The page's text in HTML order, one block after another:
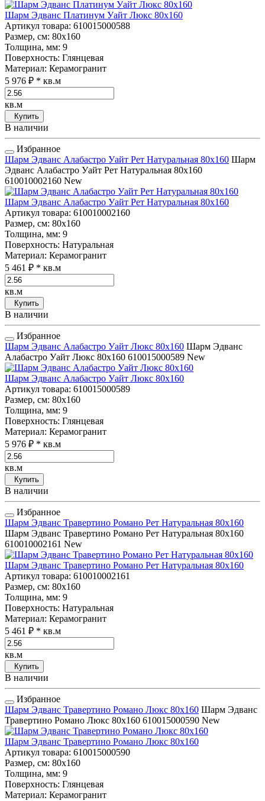
Шарм Эдванс Платинум Уайт Люкс 80x160
Артикул товара: 610015000588
Размер, см: 80x160
Толщина, мм: 9
Поверхность: Глянцевая
Материал: Керамогранит
5 976 ₽ * кв.м
кв.м
Купить
В наличии
Избранное
Шарм Эдванс Алабастро Уайт Рет Натуральная 80x160 Шарм
Эдванс Алабастро Уайт Рет Натуральная 80x160
610010002160 New
Шарм Эдванс Алабастро Уайт Рет Натуральная 80x160
Артикул товара: 610010002160
Размер, см: 80x160
Толщина, мм: 9
Поверхность: Натуральная
Материал: Керамогранит
5 461 ₽ * кв.м
кв.м
Купить
В наличии
Избранное
Шарм Эдванс Алабастро Уайт Люкс 80x160 Шарм Эдванс
Алабастро Уайт Люкс 80x160 610015000589 New
Шарм Эдванс Алабастро Уайт Люкс 80x160
Артикул товара: 610015000589
Размер, см: 80x160
Толщина, мм: 9
Поверхность: Глянцевая
Материал: Керамогранит
5 976 ₽ * кв.м
кв.м
Купить
В наличии
Избранное
Шарм Эдванс Травертино Романо Рет Натуральная 80x160
Шарм Эдванс Травертино Романо Рет Натуральная 80x160
610010002161 New
Шарм Эдванс Травертино Романо Рет Натуральная 80x160
Артикул товара: 610010002161
Размер, см: 80x160
Толщина, мм: 9
Поверхность: Натуральная
Материал: Керамогранит
5 461 ₽ * кв.м
кв.м
Купить
В наличии
Избранное
Шарм Эдванс Травертино Романо Люкс 80x160 Шарм Эдванс
Травертино Романо Люкс 80x160 610015000590 New
Шарм Эдванс Травертино Романо Люкс 80x160
Артикул товара: 610015000590
Размер, см: 80x160
Толщина, мм: 9
Поверхность: Глянцевая
Материал: Керамогранит